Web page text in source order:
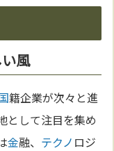
風
籍企業が次々と進
として注目を集め
金融、 テクノ ロジ